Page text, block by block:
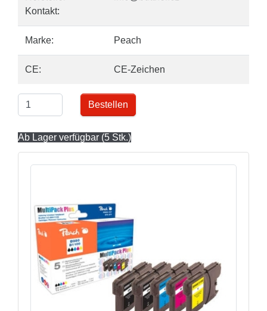
Kontakt:
Marke: Peach
CE: CE-Zeichen
Bestellen
Ab Lager verfügbar (5 Stk.)